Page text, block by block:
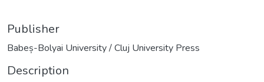
Publisher
Babeș-Bolyai University / Cluj University Press
Description